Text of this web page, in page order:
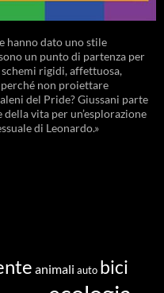
hanno dato uno stile
un punto di partenza per
rigidi, affettuosa,
non proiettare
del Pride? Giussani parte
vita per un’esplorazione
di Leonardo.»
animali auto bici